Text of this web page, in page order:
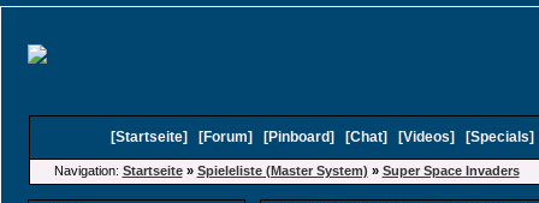
[Startseite] [Forum] [Pinboard] [Chat] [Videos] [Specials
Navigation: Startseite» Spieleliste (Master System) » Super Space Invaders